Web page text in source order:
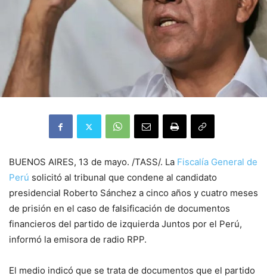
BUENOS AIRES, 13 de mayo. /TASS/. La Fiscalía General de
Perú solicitó al tribunal que condene al candidato
presidencial Roberto Sánchez a cinco años y cuatro meses
de prisión en el caso de falsificación de documentos
financieros del partido de izquierda Juntos por el Perú,
informó la emisora de radio RPP.
El medio indicó que se trata de documentos que el partido